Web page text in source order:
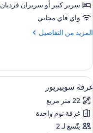
سرير كبير‫‬ أو سريران فرديان
واي فاي مجاني
المزيد من التفاصيل
المزيد
غرفة
ديلوكس
استعراض
جميع
صور
غرفة
سوبيريور
5
غرفة سوبيريور
22 متر مربع
غرفة نوم واحدة
يتّسع لـ 2